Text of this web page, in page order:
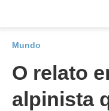
Mundo
O relato
alpinista